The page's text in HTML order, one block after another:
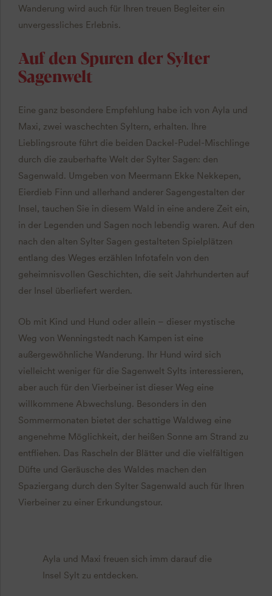
Wanderung wird auch für Ihren treuen Begleiter ein
unvergessliches Erlebnis.
Auf den Spuren der Sylter
Sagenwelt
Eine ganz besondere Empfehlung habe ich von Ayla und
Maxi, zwei waschechten Syltern, erhalten. Ihre
Lieblingsroute führt die beiden Dackel-Pudel-Mischlinge
durch die zauberhafte Welt der Sylter Sagen: den
Sagenwald. Umgeben von Meermann Ekke Nekkepen,
Eierdieb Finn und allerhand anderer Sagengestalten der
Insel, tauchen Sie in diesem Wald in eine andere Zeit ein,
in der Legenden und Sagen noch lebendig waren. Auf den
nach den alten Sylter Sagen gestalteten Spielplätzen
entlang des Weges erzählen Infotafeln von den
geheimnisvollen Geschichten, die seit Jahrhunderten auf
der Insel überliefert werden.
Ob mit Kind und Hund oder allein – dieser mystische
Weg von Wenningstedt nach Kampen ist eine
außergewöhnliche Wanderung. Ihr Hund wird sich
vielleicht weniger für die Sagenwelt Sylts interessieren,
aber auch für den Vierbeiner ist dieser Weg eine
willkommene Abwechslung. Besonders in den
Sommermonaten bietet der schattige Waldweg eine
angenehme Möglichkeit, der heißen Sonne am Strand zu
entfliehen. Das Rascheln der Blätter und die vielfältigen
Düfte und Geräusche des Waldes machen den
Spaziergang durch den Sylter Sagenwald auch für Ihren
Vierbeiner zu einer Erkundungstour.
Ayla und Maxi freuen sich imm darauf die
Insel Sylt zu entdecken.